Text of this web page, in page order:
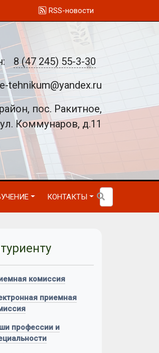
RSS-новости
8 (47 245) 55-3-30
tehnikum@yandex.ru
пос. Ракитное,
ул. Коммунаров, д.11
КОНТАКТЫ
комиссия
приемная
профессии и